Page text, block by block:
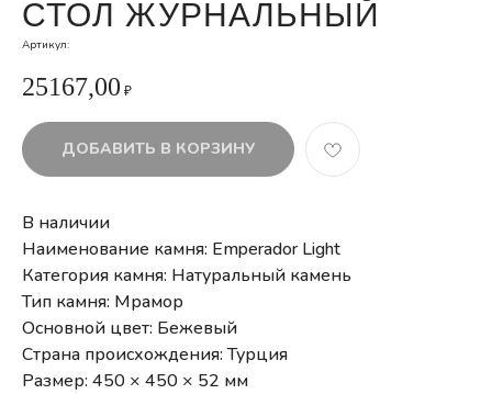
СТОЛ ЖУРНАЛЬНЫЙ
Артикул:
25167,00 ₽
ДОБАВИТЬ В КОРЗИНУ
В наличии
Наименование камня: Emperador Light
Категория камня: Натуральный камень
Тип камня: Мрамор
Основной цвет: Бежевый
Страна происхождения: Турция
Размер: 450 × 450 × 52 мм